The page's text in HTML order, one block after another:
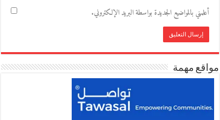
أعلمني بالمواضيع الجديدة بواسطة البريد الإلكتروني.
مواقع مهمة